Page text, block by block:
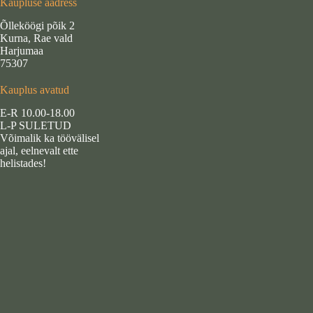
Kaupluse aadress
Õlleköögi põik 2
Kurna, Rae vald
Harjumaa
75307
Kauplus avatud
E-R 10.00-18.00
L-P SULETUD
Võimalik ka töövälisel
ajal, eelnevalt ette
helistades!